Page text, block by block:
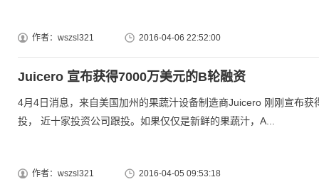
作者：wszsl321 2016-04-06 22:52:00
Juicero 宣布获得7000万美元的B轮融资
4月4日消息，来自美国加州的果蔬汁设备制造商Juicero 刚刚宣布
投， 近十家投资公司跟投。如果仅仅是新鲜的果蔬汁，A...
作者：wszsl321 2016-04-05 09:53:18